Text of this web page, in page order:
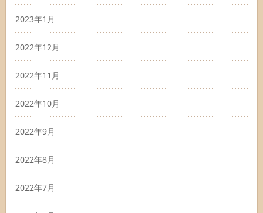
2023年1月
2022年12月
2022年11月
2022年10月
2022年9月
2022年8月
2022年7月